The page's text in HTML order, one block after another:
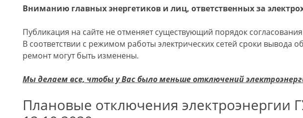
Вниманию главных энергетиков и лиц, ответственных за
Публикация на сайте не отменяет существующий порядок
В соответствии с режимом работы электрических сетей сроки вывода
ремонт могут быть изменены.
Мы делаем все, чтобы у Вас было меньше отключений
Плановые отключения электроэнергии